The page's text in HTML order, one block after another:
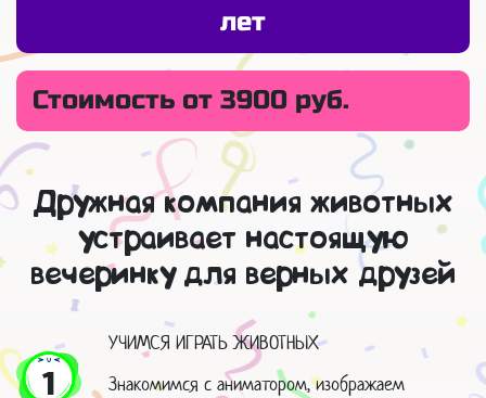
лет
Стоимость от 3900 руб.
Дружная компания животных
устраивает настоящую
вечеринку для верных друзей
1
УЧИМСЯ ИГРАТЬ ЖИВОТНЫХ
Знакомимся с аниматором, изображаем